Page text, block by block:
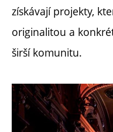
získávají projekty,
originalitou a
širší komunitu.